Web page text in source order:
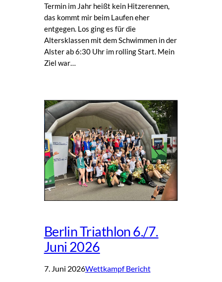
Termin im Jahr heißt kein Hitzerennen,
das kommt mir beim Laufen eher
entgegen. Los ging es für die
Altersklassen mit dem Schwimmen in der
Alster ab 6:30 Uhr im rolling Start. Mein
Ziel war…
Berlin Triathlon 6./7.
Juni 2026
7. Juni 2026Wettkampf Bericht